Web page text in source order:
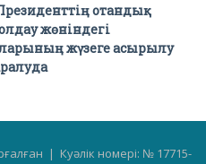
отандық
жөніндегі
жүзеге асырылу
| Куәлік номері: № 17715-